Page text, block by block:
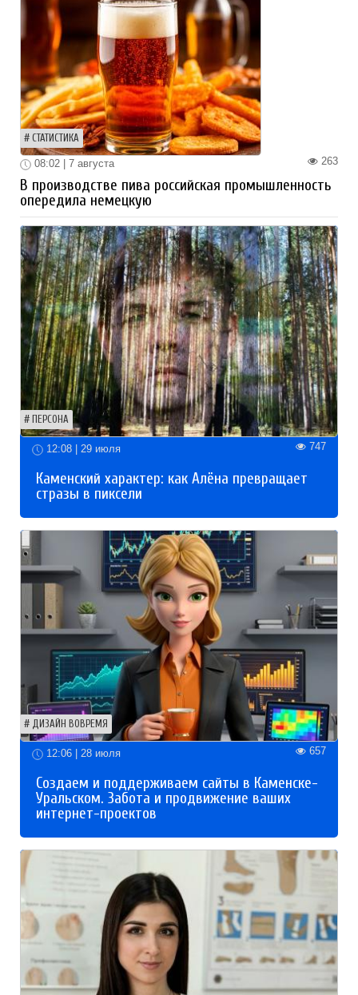
СТАТИСТИКА
263
08:02 | 7 августа
В производстве пива российская промышленность
опередила немецкую
ПЕРСОНА
12:08 | 29 июля 747
Каменский характер: как Алёна превращает
стразы в пиксели
ДИЗАЙН ВОВРЕМЯ
12:06 | 28 июля 657
Создаем и поддерживаем сайты в Каменске-
Уральском. Забота и продвижение ваших
интернет-проектов